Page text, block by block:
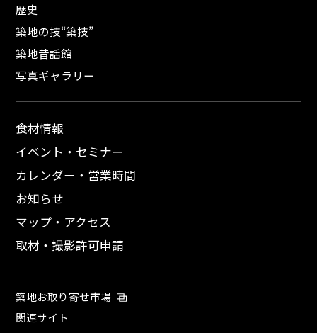
歴史
築地の技“築技”
築地昔話館
写真ギャラリー
食材情報
イベント・セミナー
カレンダー・営業時間
お知らせ
マップ・アクセス
取材・撮影許可申請
築地お取り寄せ市場
関連サイト